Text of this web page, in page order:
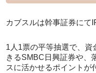
カブスルは幹事証券にて
1人1票の平等抽選で、
きるSMBC日興証券や、
スに活かせるポイントが